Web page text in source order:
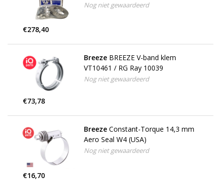
Nog niet gewaardeerd
€278,40
Breeze BREEZE V-band klem
VT10461 / RG Ray 10039
Nog niet gewaardeerd
€73,78
Breeze Constant-Torque 14,3 mm
Aero Seal W4 (USA)
Nog niet gewaardeerd
€16,70